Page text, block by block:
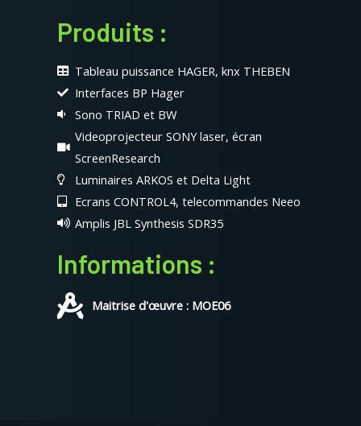
Produits :
Tableau puissance HAGER, knx THEBEN
Interfaces BP Hager
Sono TRIAD et BW
Videoprojecteur SONY laser, écran
ScreenResearch
Luminaires ARKOS et Delta Light
Ecrans CONTROL4, telecommandes Neeo
Amplis JBL Synthesis SDR35
Informations :
Maitrise d'œuvre : MOE06